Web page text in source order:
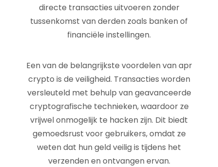
directe transacties uitvoeren zonder
tussenkomst van derden zoals banken of
financiële instellingen.
Een van de belangrijkste voordelen van apr
crypto is de veiligheid. Transacties worden
versleuteld met behulp van geavanceerde
cryptografische technieken, waardoor ze
vrijwel onmogelijk te hacken zijn. Dit biedt
gemoedsrust voor gebruikers, omdat ze
weten dat hun geld veilig is tijdens het
verzenden en ontvangen ervan.